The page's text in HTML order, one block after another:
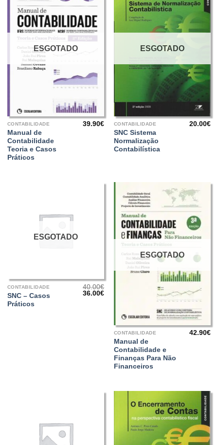
ESGOTADO
CONTABILIDADE
Manual de
Contabilidade
Teoria e Casos
Práticos
39.90€
ESGOTADO
CONTABILIDADE
SNC Sistema
Normalização
Contabilística
20.00€
ESGOTADO
CONTABILIDADE
SNC – Casos
Práticos
40.00€
O
36.00€O
36.00€.
ESGOTADO
CONTABILIDADE
Manual de
Contabilidade e
Finanças Para Não
Financeiros
42.90€